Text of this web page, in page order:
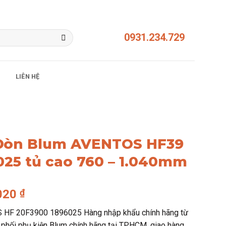
0931.234.729
LIÊN HỆ
Blum AVENTOS HF39
tủ cao 760 – 1.040mm
₫Giá
hiện
tại
HF 20F3900 1896025 Hàng nhập khẩu chính hãng từ